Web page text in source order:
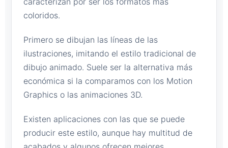
coloridos.
Primero se dibujan las líneas de las
ilustraciones, imitando el estilo tradicional de
dibujo animado. Suele ser la alternativa más
económica si la comparamos con los Motion
Graphics o las animaciones 3D.
Existen aplicaciones con las que se puede
producir este estilo, aunque hay multitud de